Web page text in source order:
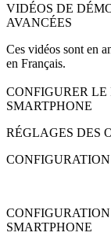
VIDÉOS DE
AVANCÉES
Ces vidéos sont en
en Français.
CONFIGURER LE
SMARTPHONE
RÉGLAGES DES
SMARTPHONE